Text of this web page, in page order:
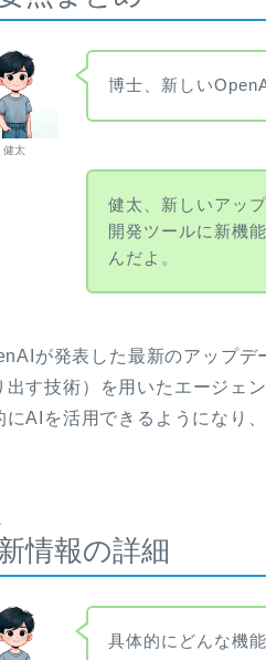
健太
博士、新しい
健太、新しいアッ
開発ツールに新機
んだよ。
が発表した最新のアップデ
出す技術）を用いたエージェ
にAIを活用できるようになり
情報の詳細
具体的にどんな機